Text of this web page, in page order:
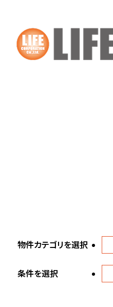
物件カテゴリを選択
条件を選択